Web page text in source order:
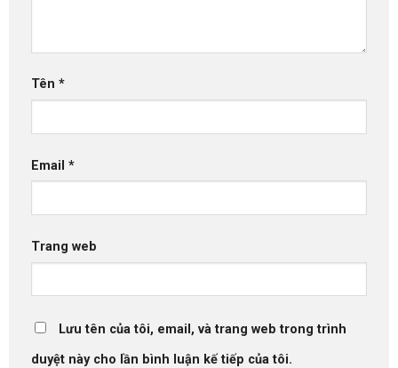
Tên *
Email *
Trang web
Lưu tên của tôi, email, và trang web trong trình
duyệt này cho lần bình luận kế tiếp của tôi.